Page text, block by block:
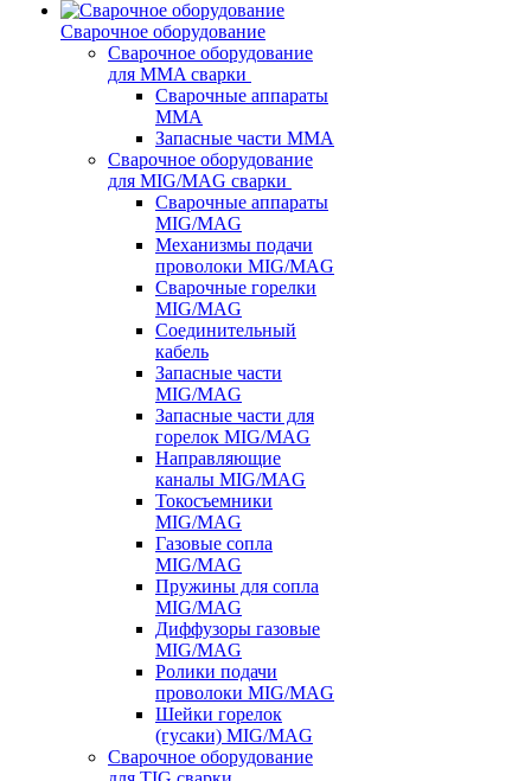
Сварочное оборудование
Сварочное оборудование
для MMA сварки
Сварочные аппараты
MMA
Запасные части MMA
Сварочное оборудование
для MIG/MAG сварки
Сварочные аппараты
MIG/MAG
Механизмы подачи
проволоки MIG/MAG
Сварочные горелки
MIG/MAG
Соединительный
кабель
Запасные части
MIG/MAG
Запасные части для
горелок MIG/MAG
Направляющие
каналы MIG/MAG
Токосъемники
MIG/MAG
Газовые сопла
MIG/MAG
Пружины для сопла
MIG/MAG
Диффузоры газовые
MIG/MAG
Ролики подачи
проволоки MIG/MAG
Шейки горелок
(гусаки) MIG/MAG
Сварочное оборудование